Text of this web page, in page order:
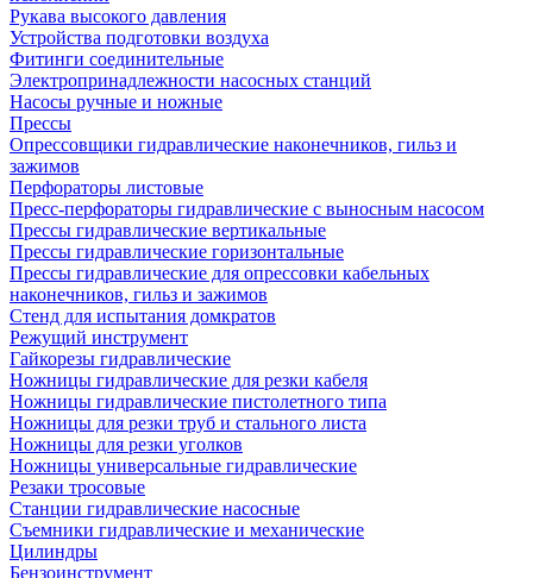
Рукава высокого давления
Устройства подготовки воздуха
Фитинги соединительные
Электропринадлежности насосных станций
Насосы ручные и ножные
Прессы
Опрессовщики гидравлические наконечников, гильз и
зажимов
Перфораторы листовые
Пресс-перфораторы гидравлические с выносным насосом
Прессы гидравлические вертикальные
Прессы гидравлические горизонтальные
Прессы гидравлические для опрессовки кабельных
наконечников, гильз и зажимов
Стенд для испытания домкратов
Режущий инструмент
Гайкорезы гидравлические
Ножницы гидравлические для резки кабеля
Ножницы гидравлические пистолетного типа
Ножницы для резки труб и стального листа
Ножницы для резки уголков
Ножницы универсальные гидравлические
Резаки тросовые
Станции гидравлические насосные
Съемники гидравлические и механические
Цилиндры
Бензоинструмент